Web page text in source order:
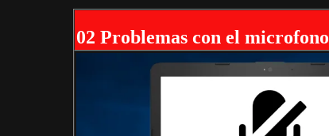
02 Problemas con el microfono